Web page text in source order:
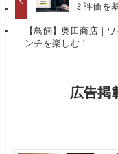
ミ評価を
【鳥飼】奥田商店｜
ンチを楽しむ！
広告掲